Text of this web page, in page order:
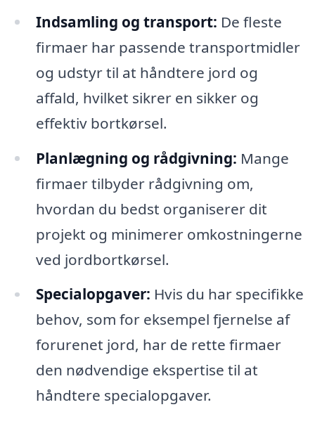
Indsamling og transport: De fleste
firmaer har passende transportmidler
og udstyr til at håndtere jord og
affald, hvilket sikrer en sikker og
effektiv bortkørsel.
Planlægning og rådgivning: Mange
firmaer tilbyder rådgivning om,
hvordan du bedst organiserer dit
projekt og minimerer omkostningerne
ved jordbortkørsel.
Specialopgaver: Hvis du har specifikke
behov, som for eksempel fjernelse af
forurenet jord, har de rette firmaer
den nødvendige ekspertise til at
håndtere specialopgaver.